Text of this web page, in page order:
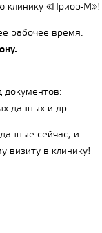
клинику «Приор-М»!
рабочее время.
документов:
данных и др.
сейчас, и
визиту в клинику!